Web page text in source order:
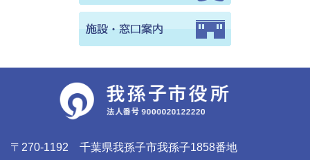
〒270-1192 千葉県我孫子市我孫子1858番地